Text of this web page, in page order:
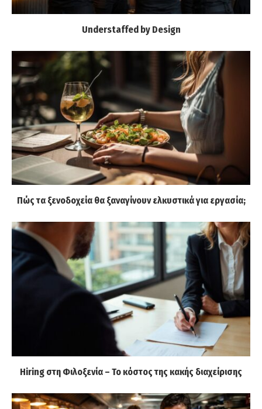
Understaffed by Design
Πώς τα ξενοδοχεία θα ξαναγίνουν ελκυστικά για εργασία;
Hiring στη Φιλοξενία – Το κόστος της κακής διαχείρισης